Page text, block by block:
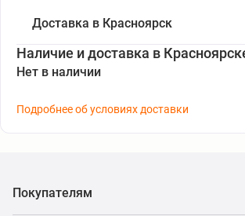
Доставка в Красноярск
Наличие и доставка в
Нет в наличии
Подробнее об условиях доставки
Покупателям